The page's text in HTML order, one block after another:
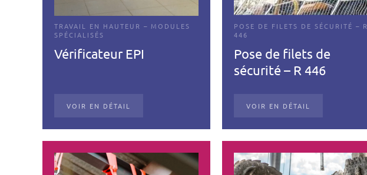
TRAVAIL EN HAUTEUR – MODULES
SPÉCIALISÉS
Vérificateur EPI
VOIR EN DÉTAIL
POSE DE FILETS DE SÉCURITÉ – R
446
Pose de filets de
sécurité – R 446
VOIR EN DÉTAIL